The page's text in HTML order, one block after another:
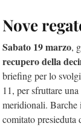
Nove
Sabato 19 marzo,
recupero della
briefing per lo
11, per sfruttare
meridionali. Barche
comitato presieduta